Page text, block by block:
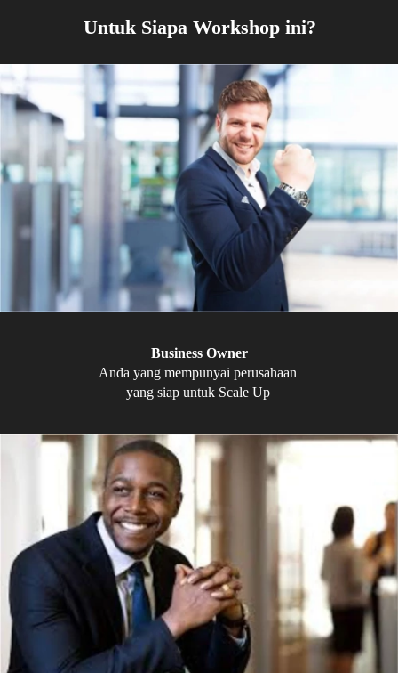
Untuk Siapa Workshop ini?
Business Owner
Anda yang mempunyai perusahaan
yang siap untuk Scale Up